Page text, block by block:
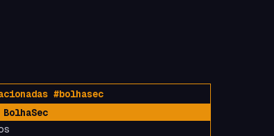
#bolhasec